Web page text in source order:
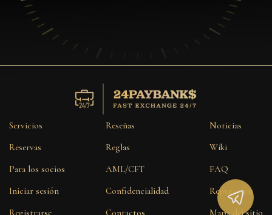
Servicios
Reservas
Para los socios
Iniciar sesión
Registrarse
Reseñas
Reglas
AML/CFT
Confidencialidad
Contactos
Noticias
Wiki
FAQ
Reputación
Mapa del sitio